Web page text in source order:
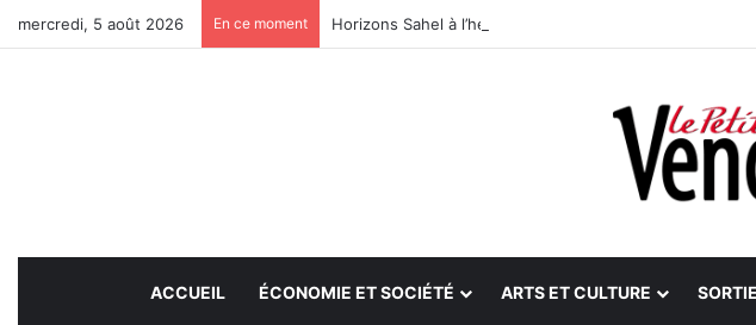
mercredi, 5 août 2026 En ce moment Horizons Sahel à l’heure du bilan
ACCUEIL ÉCONOMIE ET SOCIÉTÉ ARTS ET CULTURE